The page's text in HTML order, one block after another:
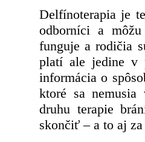
Delfínoterapia je
odborníci a
funguje a rodičia
platí ale jedine v
informácia o
ktoré sa
druhu terapie
skončiť – a to aj